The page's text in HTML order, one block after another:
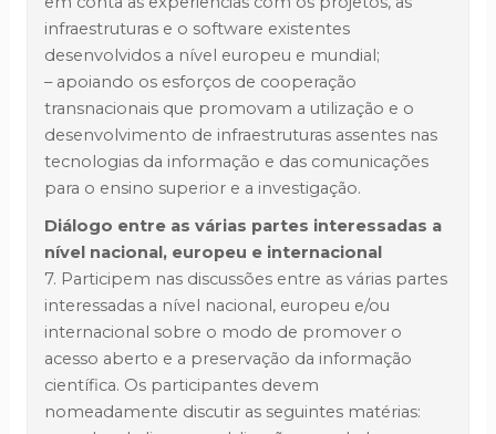
infraestruturas e o software existentes
desenvolvidos a nível europeu e mundial;
– apoiando os esforços de cooperação
transnacionais que promovam a utilização e o
desenvolvimento de infraestruturas assentes nas
tecnologias da informação e das comunicações
para o ensino superior e a investigação.
Diálogo entre as várias partes interessadas a
nível nacional, europeu e internacional
7. Participem nas discussões entre as várias partes
interessadas a nível nacional, europeu e/ou
internacional sobre o modo de promover o
acesso aberto e a preservação da informação
científica. Os participantes devem
nomeadamente discutir as seguintes matérias: